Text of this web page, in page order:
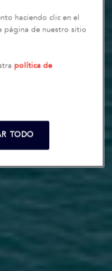
haciendo clic en el
página de nuestro sitio
política de
TODO